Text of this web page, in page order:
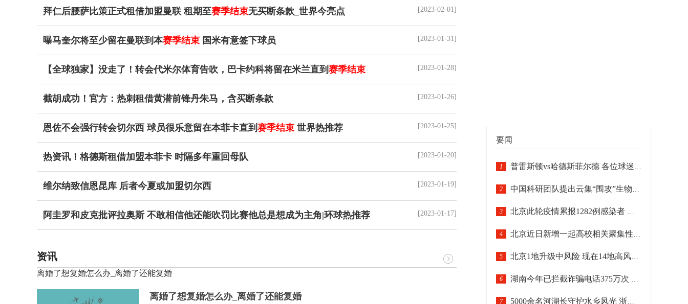
拜仁后腰萨比策正式租借加盟曼联 租期至赛季结束无买断条款_世界今亮点 [2023-02-01]
曝马奎尔将至少留在曼联到本赛季结束 国米有意签下球员 [2023-01-31]
【全球独家】没走了！转会代米尔体育告吹，巴卡约科将留在米兰直到 赛季结束 [2023-01-28]
截胡成功！官方：热刺租借黄潜前锋丹朱马，含买断条款 [2023-01-26]
恩佐不会强行转会切尔西 球员很乐意留在本菲卡直到 赛季结束 世界热推荐 [2023-01-25]
热资讯！格德斯租借加盟本菲卡 时隔多年重回母队 [2023-01-20]
维尔纳致信恩昆库 后者今夏或加盟切尔西 [2023-01-19]
阿圭罗和皮克批评拉奥斯 不敢相信他还能吹罚比赛他总是想成为主角|环球热推荐 [2023-01-17]
资讯
离婚了想复婚怎么办_离婚了还能复婚
离婚了想复婚怎么办_离婚了还能复婚
要闻
1 普雷斯顿vs哈德斯菲尔德 各位球迷朋友敬请留意
2 中国科研团队提出云集“围攻”生物靶标智能纳米机器人模型
3 北京此轮疫情累报1282例感染者 各区疫情呈差异化分布
4 北京近日新增一起高校相关聚集性疫情
5 北京1地升级中风险 现在14地高风险29地中风险
6 湖南今年已拦截诈骗电话375万次 劝阻逾261万名潜在受害群众
7 5000余名河湖长守护水乡风光 浙江绍兴十年治水汇清流